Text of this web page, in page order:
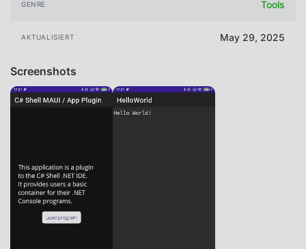
GENRE Tools
AKTUALISIERT May 29, 2025
Screenshots